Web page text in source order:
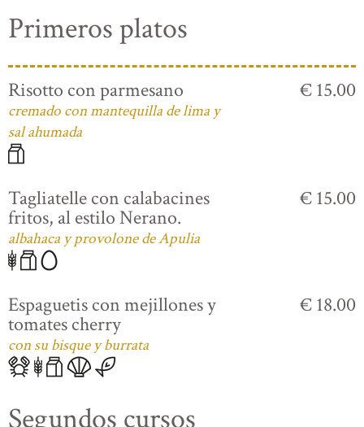
Primeros platos
Risotto con parmesano
cremado con mantequilla de lima y
sal ahumada
€ 15.00
Tagliatelle con calabacines
fritos, al estilo Nerano.
albahaca y provolone de Apulia
€ 15.00
Espaguetis con mejillones y
tomates cherry
con su bisque y burrata
€ 18.00